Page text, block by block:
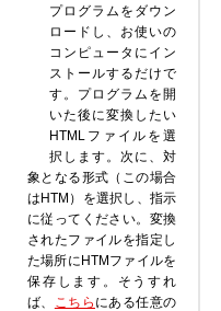
プログラムをダウン
ロードし、お使いの
コンピュータにイン
ストールするだけで
す。プログラムを開
いた後に変換したい
HTMLファイルを選
択します。次に、対
象となる形式（この場合
はHTM）を選択し、指示
に従ってください。変換
されたファイルを指定し
た場所にHTMファイルを
保存します。そうすれ
ば、 こちら にある任意の